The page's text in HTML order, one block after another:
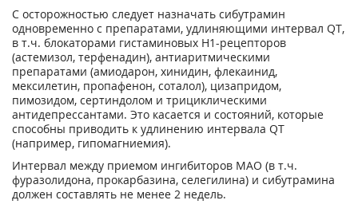
С осторожностью следует назначать сибутрамин
одновременно с препаратами, удлиняющими интервал QT,
в т.ч. блокаторами гистаминовых H1-рецепторов
(астемизол, терфенадин), антиаритмическими
препаратами (амиодарон, хинидин, флекаинид,
мексилетин, пропафенон, соталол), цизапридом,
пимозидом, сертиндолом и трициклическими
антидепрессантами. Это касается и состояний, которые
способны приводить к удлинению интервала QT
(например, гипомагниемия).
Интервал между приемом ингибиторов МАО (в т.ч.
фуразолидона, прокарбазина, селегилина) и сибутрамина
должен составлять не менее 2 недель.